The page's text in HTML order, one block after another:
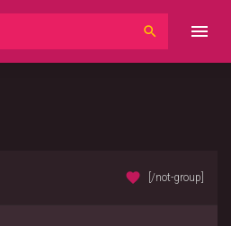
[/not-group]